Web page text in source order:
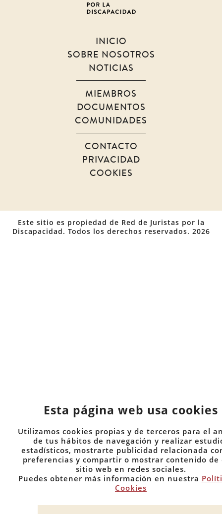
INICIO
SOBRE NOSOTROS
NOTICIAS
MIEMBROS
DOCUMENTOS
COMUNIDADES
CONTACTO
PRIVACIDAD
COOKIES
Este sitio es propiedad de Red de Juristas por la
Discapacidad. Todos los derechos reservados. 2026
Esta página web usa cookies
Utilizamos cookies propias y de terceros para el
de tus hábitos de navegación y realizar
estadísticos, mostrarte publicidad relacionada
preferencias y compartir o mostrar contenido de
sitio web en redes sociales.
Puedes obtener más información en nuestra
Cookies